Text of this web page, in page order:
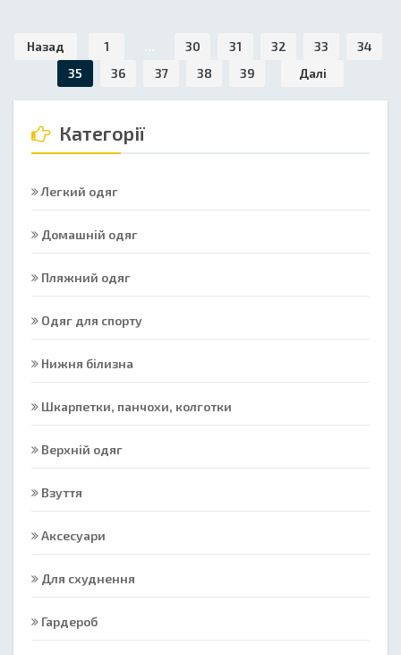
Назад 1 30 31 32 33
34
35
36 37 38 39 Далі
Категорії
Легкий одяг
Домашній одяг
Пляжний одяг
Одяг для спорту
Нижня білизна
Шкарпетки, панчохи, колготки
Верхній одяг
Взуття
Аксесуари
Для схуднення
Гардероб